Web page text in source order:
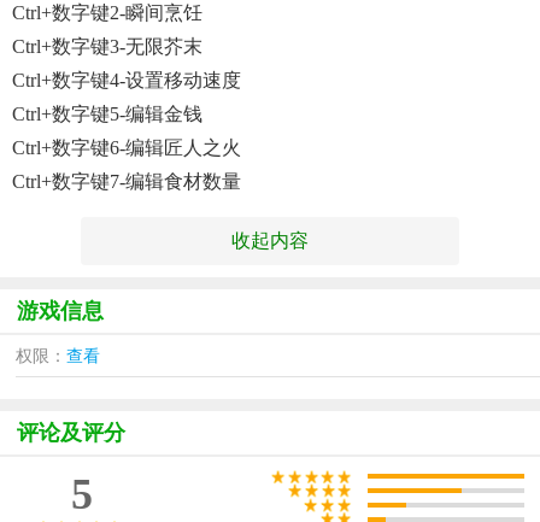
Ctrl+数字键2-瞬间烹饪
Ctrl+数字键3-无限芥末
Ctrl+数字键4-设置移动速度
Ctrl+数字键5-编辑金钱
Ctrl+数字键6-编辑匠人之火
Ctrl+数字键7-编辑食材数量
收起内容
游戏信息
权限：查看
评论及评分
5